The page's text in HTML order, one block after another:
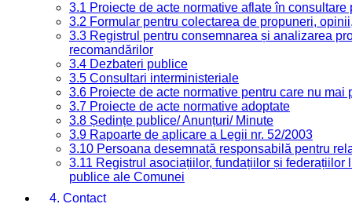
3.1 Proiecte de acte normative aflate în consultare
3.2 Formular pentru colectarea de propuneri,
3.3 Registrul pentru consemnarea și analizarea
recomandărilor
3.4 Dezbateri publice
3.5 Consultari interministeriale
3.6 Proiecte de acte normative pentru care nu mai
3.7 Proiecte de acte normative adoptate
3.8 Ședințe publice/ Anunțuri/ Minute
3.9 Rapoarte de aplicare a Legii nr. 52/2003
3.10 Persoana desemnată responsabilă pentru
3.11 Registrul asociațiilor, fundațiilor și federațiilor
publice ale Comunei
4. Contact